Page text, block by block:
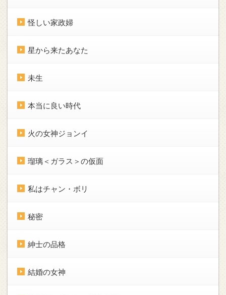
怪しい家政婦
星から来たあなた
未生
本当に良い時代
火の女神ジョンイ
瑠璃＜ガラス＞の仮面
私はチャン・ボリ
秘密
紳士の品格
結婚の女神